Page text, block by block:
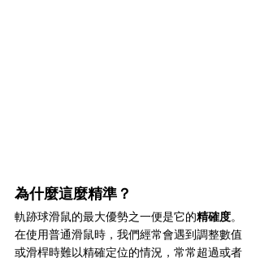
為什麼這麼精準？
軌跡球滑鼠的最大優勢之一便是它的精確度。
在使用普通滑鼠時，我們經常會遇到調整數值
或滑桿時難以精確定位的情況，常常超過或者